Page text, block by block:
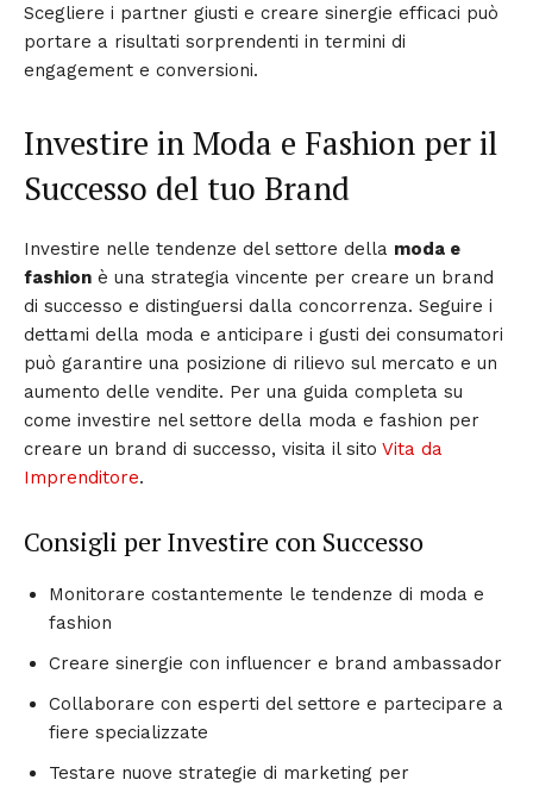
Scegliere i partner giusti e creare sinergie efficaci può
portare a risultati sorprendenti in termini di
engagement e conversioni.
Investire in Moda e Fashion per il
Successo del tuo Brand
Investire nelle tendenze del settore della moda e
fashion è una strategia vincente per creare un brand
di successo e distinguersi dalla concorrenza. Seguire i
dettami della moda e anticipare i gusti dei consumatori
può garantire una posizione di rilievo sul mercato e un
aumento delle vendite. Per una guida completa su
come investire nel settore della moda e fashion per
creare un brand di successo, visita il sito Vita da
Imprenditore.
Consigli per Investire con Successo
Monitorare costantemente le tendenze di moda e
fashion
Creare sinergie con influencer e brand ambassador
Collaborare con esperti del settore e partecipare a
fiere specializzate
Testare nuove strategie di marketing per